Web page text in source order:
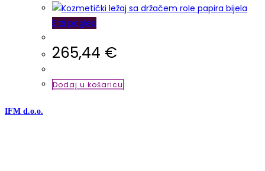
Brzi pogled
265,44 €
Dodaj u košaricu
IFM d.o.o.